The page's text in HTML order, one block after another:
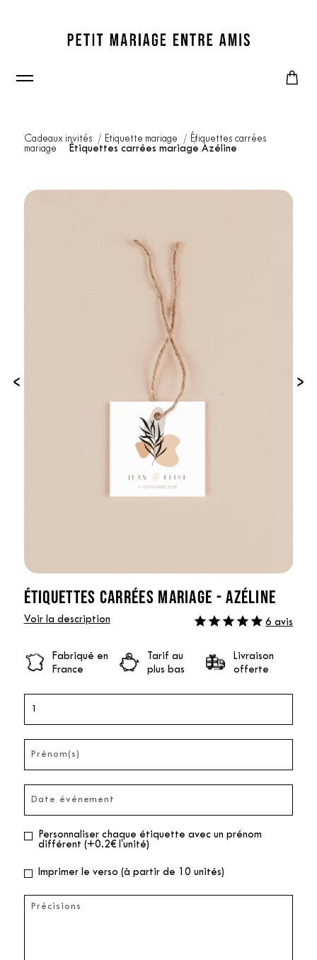
Cadeaux invités Etiquette mariage
Étiquettes carrées
mariage
Étiquettes carrées mariage Azéline
‹ ›
ÉTIQUETTES CARRÉES MARIAGE - AZÉLINE
Voir la description 6 avis
Fabriqué en
France
Tarif au
plus bas
Livraison
offerte
Personnaliser chaque étiquette avec un prénom
différent (+0.2€ l'unité)
Imprimer le verso (à partir de 10 unités)